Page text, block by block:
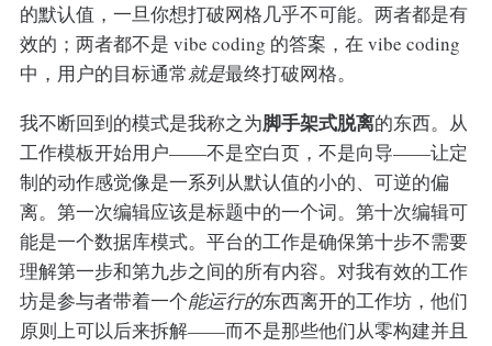
的默认值，一旦你想打破网格几乎不可能。两者都是有
效的；两者都不是 vibe coding 的答案，在 vibe coding
中，用户的目标通常就是最终打破网格。
我不断回到的模式是我称之为脚手架式脱离的东西。从
工作模板开始用户——不是空白页，不是向导——让定
制的动作感觉像是一系列从默认值的小的、可逆的偏
离。第一次编辑应该是标题中的一个词。第十次编辑可
能是一个数据库模式。平台的工作是确保第十步不需要
理解第一步和第九步之间的所有内容。对我有效的工作
坊是参与者带着一个能运行的东西离开的工作坊，他们
原则上可以后来拆解——而不是那些他们从零构建并且